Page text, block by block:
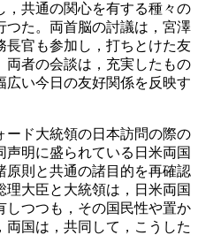
，共通の関心を有する種々の
つた。両首脳の討議は，宮澤
長官も参加し，打ちとけた友
両者の会談は，充実したもの
広い今日の友好関係を反映す
ード大統領の日本訪問の際の
声明に盛られている日米両国
原則と共通の諸目的を再確認
理大臣と大統領は，日米両国
しつつも，その国民性や置か
国は，共同して，こうした